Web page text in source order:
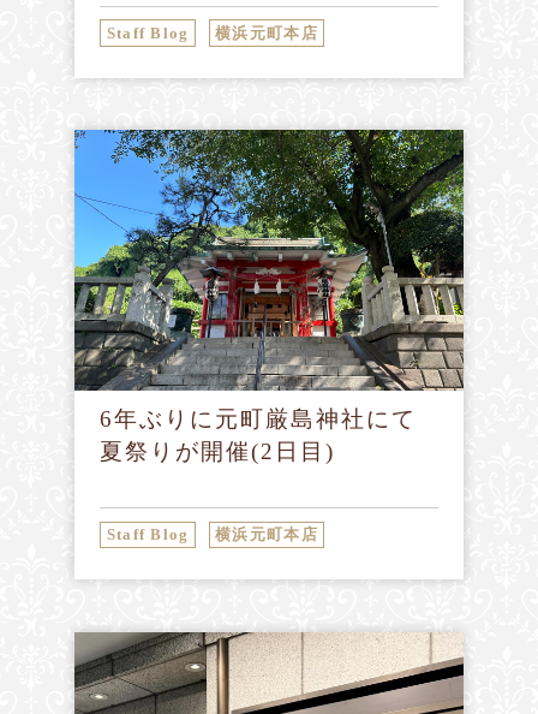
Staff Blog 横浜元町本店
6年ぶりに元町厳島神社にて
夏祭りが開催(2日目)
Staff Blog 横浜元町本店